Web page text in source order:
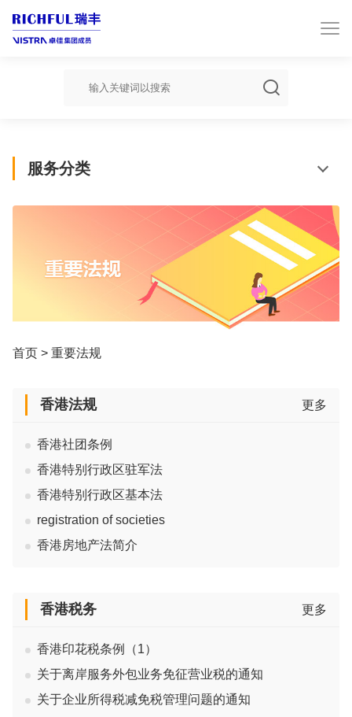

服务分类
首页 > 重要法规
香港法规 更多
香港社团条例
香港特别行政区驻军法
香港特别行政区基本法
registration of societies
香港房地产法简介
香港税务 更多
香港印花税条例（1）
关于离岸服务外包业务免征营业税的通知
关于企业所得税减免税管理问题的通知